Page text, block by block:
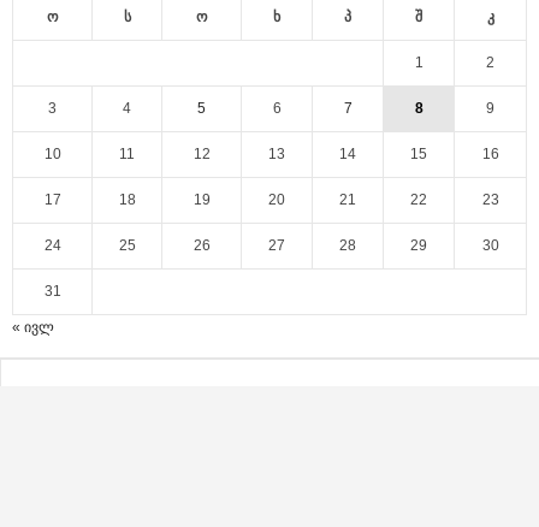
ო ს ო ხ პ შ კ
1 2
3 4 5 6 7 8 9
10 11 12 13 14 15 16
17 18 19 20 21 22 23
24 25 26 27 28 29 30
31
« ივლ